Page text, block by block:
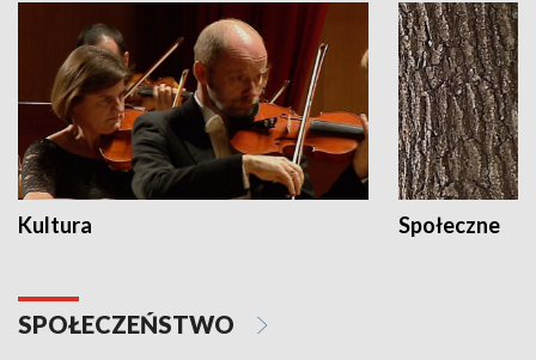
Kultura Społeczne
SPOŁECZEŃSTWO